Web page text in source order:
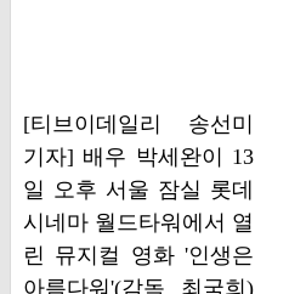
[티브이데일리 송선미
기자] 배우 박세완이 13
일 오후 서울 잠실 롯데
시네마 월드타워에서 열
린 뮤지컬 영화 '인생은
아름다워'(감독 최국희)